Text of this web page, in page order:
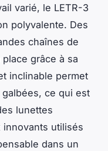
varié, le LETR-3
polyvalente. Des
chaînes de
grâce à sa
inclinable permet
galbées, ce qui est
lunettes
innovants utilisés
dans un